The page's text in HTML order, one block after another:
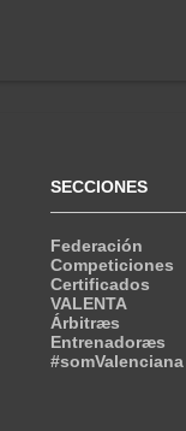
SECCIONES
Federación
Competiciones
Certificados
VALENTA
Árbitræs
Entrenadoræs
#somValenciana